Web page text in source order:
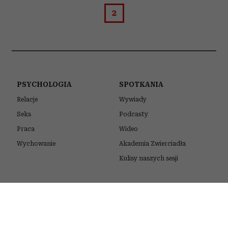
2
PSYCHOLOGIA
Relacje
Seks
Praca
Wychowanie
SPOTKANIA
Wywiady
Podcasty
Wideo
Akademia Zwierciadła
Kulisy naszych sesji